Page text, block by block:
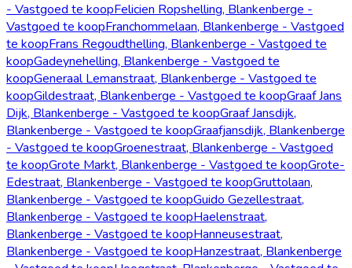
- Vastgoed te koopFelicien Ropshelling, Blankenberge -
Vastgoed te koopFranchommelaan, Blankenberge - Vastgoed
te koopFrans Regoudthelling, Blankenberge - Vastgoed te
koopGadeynehelling, Blankenberge - Vastgoed te
koopGeneraal Lemanstraat, Blankenberge - Vastgoed te
koopGildestraat, Blankenberge - Vastgoed te koopGraaf Jans
Dijk, Blankenberge - Vastgoed te koopGraaf Jansdijk,
Blankenberge - Vastgoed te koopGraafjansdijk, Blankenberge
- Vastgoed te koopGroenestraat, Blankenberge - Vastgoed
te koopGrote Markt, Blankenberge - Vastgoed te koopGrote-
Edestraat, Blankenberge - Vastgoed te koopGruttolaan,
Blankenberge - Vastgoed te koopGuido Gezellestraat,
Blankenberge - Vastgoed te koopHaelenstraat,
Blankenberge - Vastgoed te koopHanneusestraat,
Blankenberge - Vastgoed te koopHanzestraat, Blankenberge